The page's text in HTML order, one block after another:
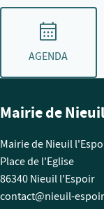
AGENDA
Mairie de
Mairie de Nieuil
Place de l'Eglise
86340 Nieuil l'Espoir
contact@nieuil-